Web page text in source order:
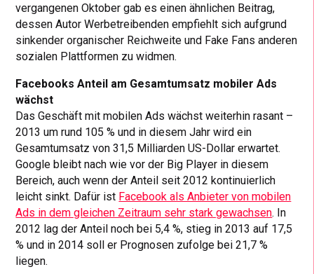
vergangenen Oktober gab es einen ähnlichen Beitrag,
dessen Autor Werbetreibenden empfiehlt sich aufgrund
sinkender organischer Reichweite und Fake Fans anderen
sozialen Plattformen zu widmen.
Facebooks Anteil am Gesamtumsatz mobiler Ads
wächst
Das Geschäft mit mobilen Ads wächst weiterhin rasant –
2013 um rund 105 % und in diesem Jahr wird ein
Gesamtumsatz von 31,5 Milliarden US-Dollar erwartet.
Google bleibt nach wie vor der Big Player in diesem
Bereich, auch wenn der Anteil seit 2012 kontinuierlich
leicht sinkt. Dafür ist Facebook als Anbieter von mobilen
Ads in dem gleichen Zeitraum sehr stark gewachsen. In
2012 lag der Anteil noch bei 5,4 %, stieg in 2013 auf 17,5
% und in 2014 soll er Prognosen zufolge bei 21,7 %
liegen.